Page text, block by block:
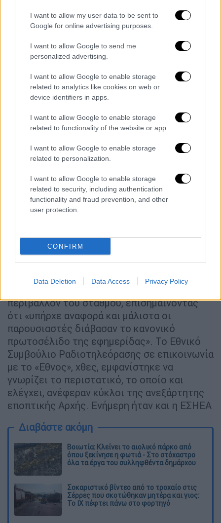
I want to allow my user data to be sent to
Google for online advertising purposes.
I want to allow Google to send me
personalized advertising.
I want to allow Google to enable storage
related to analytics like cookies on web or
device identifiers in apps.
I want to allow Google to enable storage
related to functionality of the website or app.
I want to allow Google to enable storage
related to personalization.
I want to allow Google to enable storage
related to security, including authentication
functionality and fraud prevention, and other
user protection.
CONFIRM
Data Deletion Data Access Privacy Policy
έδειξε ψεύτικο πρωτοσέλιδο της
“∆ηµοκρατίας” για να κρύψει το θέµα
Γεωργιάδη» ανέφερε στο χθεσινό
πρωτοσέλιδό της η εφηµερίδα µε
παραποµπή στη σελίδα 11 και αναλυτικό
ρεπορτάζ µε τίτλο «Το πιο άθλιο fake news
σκηνοθέτησαν στον ΣΚΑΪ».
Εκεί σηµείωνε µεταξύ άλλων ότι «το θράσος
των συντελεστών της εκποµπής ήταν
τέτοιο, που όχι µόνον δεν διόρθωσαν την
προβοκάτσια τους, αλλά έκαναν σα να µη
ΕΣΗΕΑ και ΕΣΡ να παρέµβουν. Τονίζουν δε
στο δηµοσίευµα ότι «το θέµα είναι πολύ
σοβαρό, καθώς δεν στέκει καµία δικαιολογία
που στόχο είχε να εξαφανίσει την είδηση και
να παραπλανήσει σκόπιµα τους τηλεθεατές».
∆εν έγινε σκοπίµως, υποστήριξαν µε
περιβάλλον του σταθµού, επισηµαίνοντας
ότι «υπήρχε αναφορά και µάλιστα οι
παρουσιαστές διάβασαν το κανονικό
πρωτοσέλιδο της εφηµερίδας». Το Εθνικό
Συµβούλιο Ραδιοτηλεόρασης σε επικοινωνία
µε το «Εθνος», χθες, εµφανίστηκε να
γνωρίζει το περιστατικό, το οποίο και
ελέγχει, ανέφεραν κύκλοι της ανεξάρτητης
εποπτικής Αρχής. Ενήµερη ήταν και η ΕΣΗΕΑ
Διαβάστε ακόμη
Βοιωτία: Κλείνει το αιολικό πάρκο από
όπου ξεκίνησε η φωτιά - Στο στόχαστρο
όλα τα έργα του συλληφθέντα δημάρχου
Σοκαριστικό βίντεο από το τροχαίο στις
Σέρρες που σκοτώθηκαν μητέρα και γιος:
Το ΙΧ πέφτει πάνω στο φορτηγό